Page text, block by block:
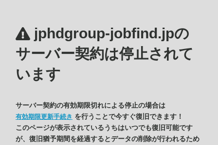
jphdgroup-jobfind.jpの
サーバー契約は停止されて
います
サーバー契約の有効期限切れによる停止の場合は
有効期限更新手続き を行うことで今すぐ復旧できます！
このページが表示されているうちはいつでも復旧可能です
が、復旧猶予期間を経過するとデータの削除が行われるため